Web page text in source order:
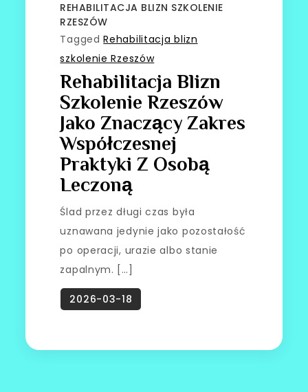
REHABILITACJA BLIZN SZKOLENIE
RZESZÓW
TaggedRehabilitacja blizn
szkolenie Rzeszów
Rehabilitacja Blizn
Szkolenie Rzeszów
Jako Znaczący Zakres
Współczesnej
Praktyki Z Osobą
Leczoną
Ślad przez długi czas była
uznawana jedynie jako pozostałość
po operacji, urazie albo stanie
zapalnym. […]